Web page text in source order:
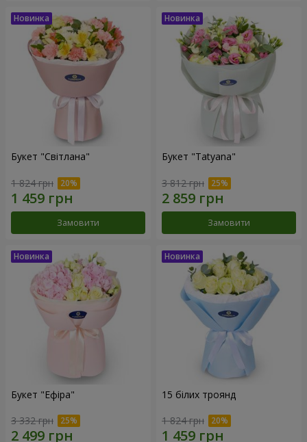
Букет "Світлана"
1 824 грн
Замовити
Букет "Tatyana"
3 812 грн
Замовити
Букет "Ефіра"
3 332 грн
15 білих троянд
1 824 грн